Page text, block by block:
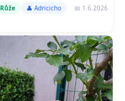
Růže 👤 Adricicho 📅 1.6.2026